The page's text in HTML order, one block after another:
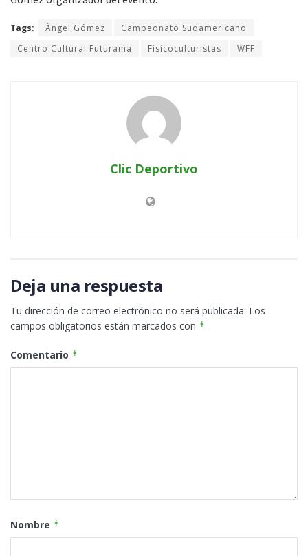
Tags: Ángel Gómez
Campeonato Sudamericano
Centro Cultural Futurama
Fisicoculturistas WFF
Clic Deportivo
Deja una respuesta
Tu dirección de correo electrónico no será publicada. Los
campos obligatorios están marcados con *
Comentario *
Nombre *